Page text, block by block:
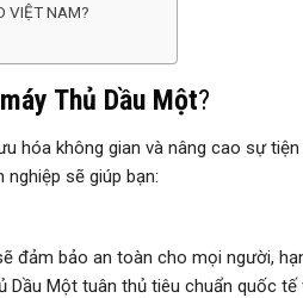
VIỆT NAM?
Thủ Dầu Một?
hóa không gian và nâng cao sự
nghiệp sẽ giúp bạn:
đảm bảo an toàn cho mọi người,
Dầu Một tuân thủ tiêu chuẩn quốc